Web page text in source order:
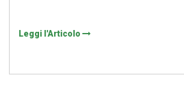
Leggi l'Articolo